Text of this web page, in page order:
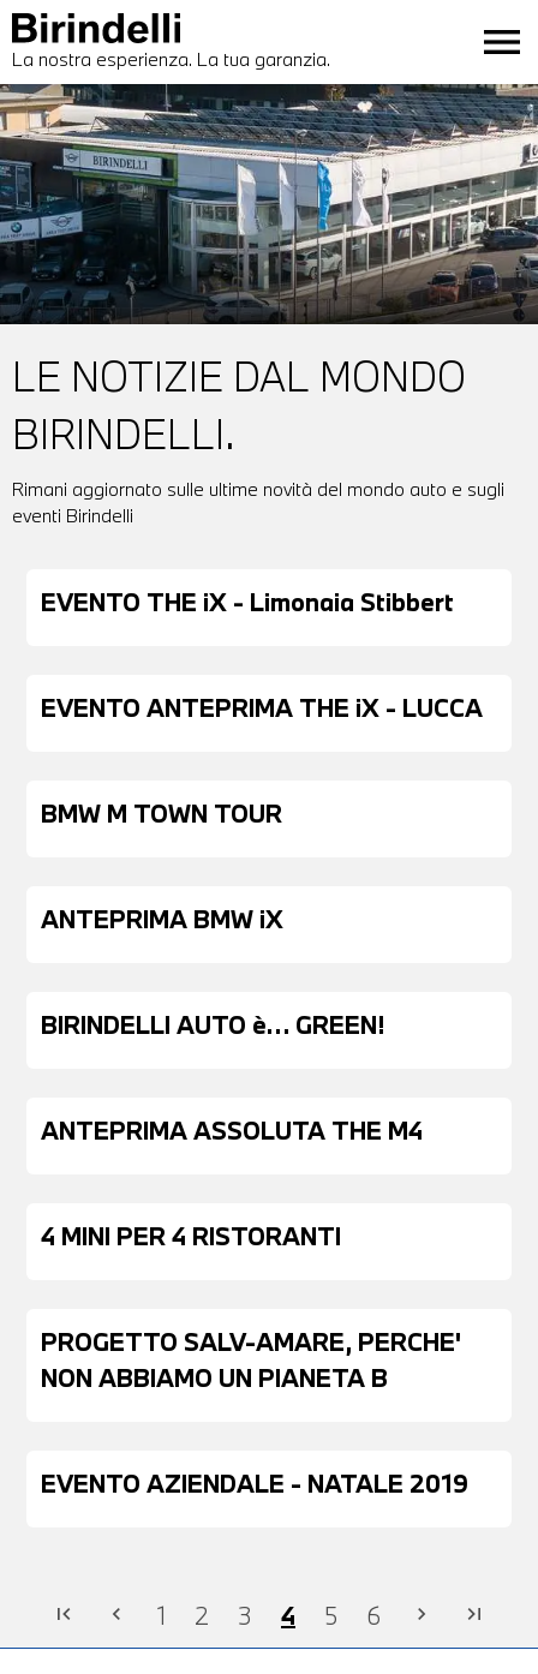
La nostra esperienza. La tua garanzia. menu
LE NOTIZIE DAL MONDO
BIRINDELLI.
Rimani aggiornato sulle ultime novità del mondo auto e sugli
eventi Birindelli
EVENTO THE iX - Limonaia Stibbert
EVENTO ANTEPRIMA THE iX - LUCCA
BMW M TOWN TOUR
ANTEPRIMA BMW iX
BIRINDELLI AUTO è… GREEN!
ANTEPRIMA ASSOLUTA THE M4
4 MINI PER 4 RISTORANTI
PROGETTO SALV-AMARE, PERCHE'
NON ABBIAMO UN PIANETA B
EVENTO AZIENDALE - NATALE 2019
first_page chevron_left 1 2 3 4 5 6 chevron_right last_page